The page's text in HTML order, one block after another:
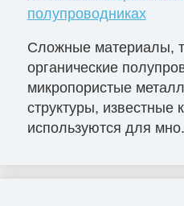
полупроводниках
Сложные материалы,
органические
микропористые
структуры, известные
используются для